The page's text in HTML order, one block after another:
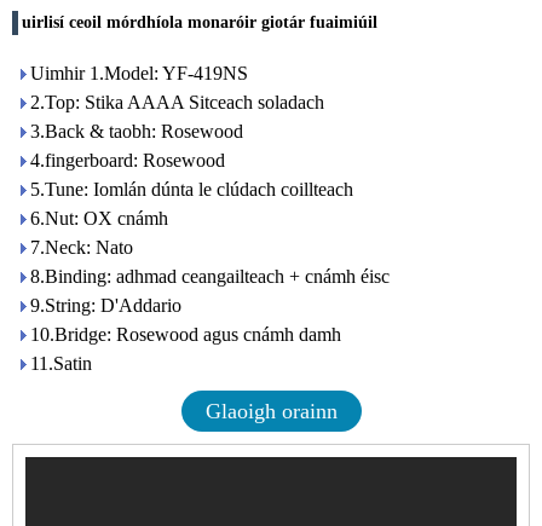
uirlisí ceoil mórdhíola monaróir giotár fuaimiúil
Uimhir 1.Model: YF-419NS
2.Top: Stika AAAA Sitceach soladach
3.Back & taobh: Rosewood
4.fingerboard: Rosewood
5.Tune: Iomlán dúnta le clúdach coillteach
6.Nut: OX cnámh
7.Neck: Nato
8.Binding: adhmad ceangailteach + cnámh éisc
9.String: D'Addario
10.Bridge: Rosewood agus cnámh damh
11.Satin
Glaoigh orainn